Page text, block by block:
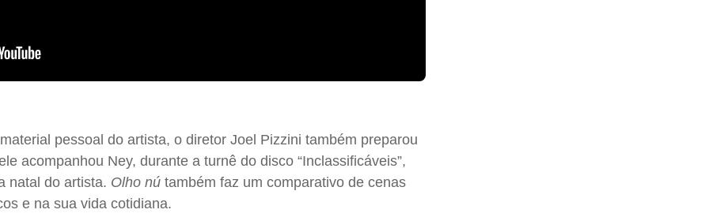
pessoal do artista, o diretor Joel Pizzini também preparou
acompanhou Ney, durante a turnê do disco “Inclassificáveis”,
natal do artista. Olho nú também faz um comparativo de cenas
e na sua vida cotidiana.